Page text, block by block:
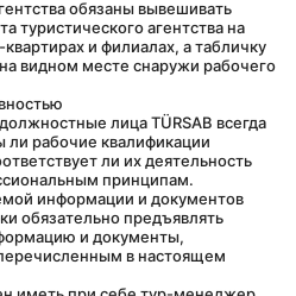
туристического агентства на
и филиалах, а табличку
видном месте снаружи рабочего
рабочие квалификации
ли их деятельность
принципам.
информации и документов
и документы,
в настоящем